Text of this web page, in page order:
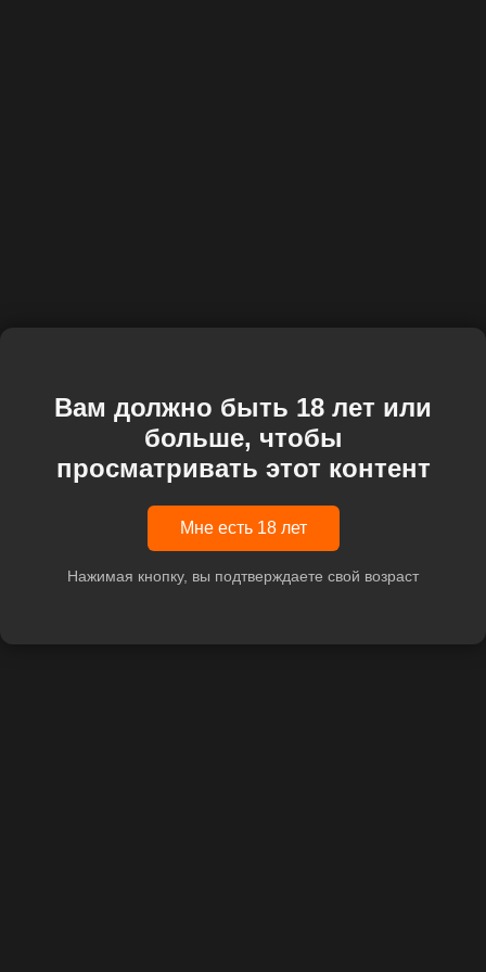
Вам должно быть 18 лет или
больше, чтобы
просматривать этот контент
Мне есть 18 лет
Нажимая кнопку, вы подтверждаете свой возраст